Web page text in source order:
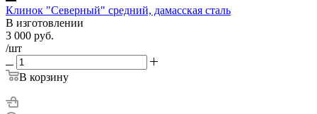
Клинок "Северный" средний, дамасская сталь
В изготовлении
3 000 руб.
/шт
В корзину